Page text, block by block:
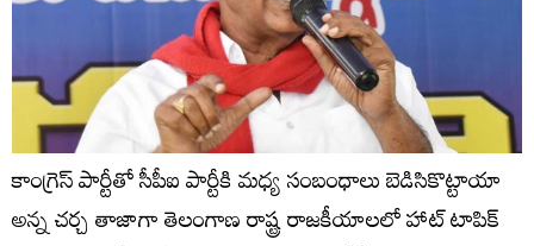
కాంగ్రెస్ పార్టీతో సీపీఐ పార్టీకి మధ్య సంబంధాలు బెడిసికొట్టాయా
అన్న చర్చ తాజాగా తెలంగాణ రాష్ట్ర రాజకీయాలలో హాట్ టాపిక్